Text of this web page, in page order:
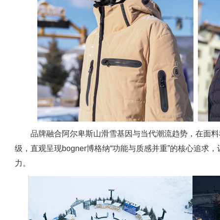
品牌融合阿尔卑斯山滑雪基因与当代潮流趋势，在面
级，直观呈现bogner博格纳“功能与质感并重”的核心追求
力。